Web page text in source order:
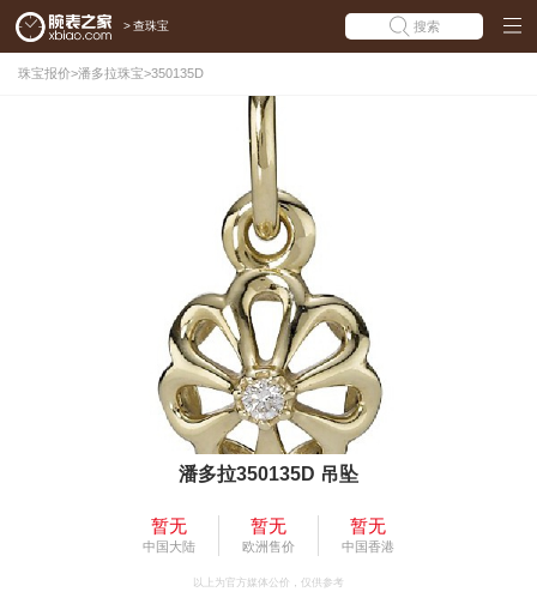
> 查珠宝 搜索
珠宝报价>潘多拉珠宝>350135D
潘多拉350135D 吊坠
暂无
中国大陆
暂无
欧洲售价
暂无
中国香港
以上为官方媒体公价，仅供参考